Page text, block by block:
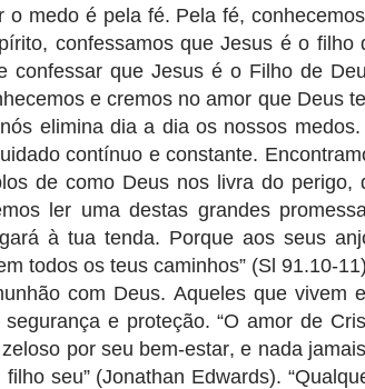
medo é pela fé. Pela fé,
confessamos que Jesus é o filho
confessar que Jesus é o Filho de
e cremos no amor que Deus
elimina dia a dia os nossos medos.
contínuo e constante.
de como Deus nos livra do perigo,
ler uma destas grandes
à tua tenda. Porque aos seus
todos os teus caminhos” (Sl 91.10-
com Deus. Aqueles que vivem
e proteção. “O amor de
por seu bem-estar, e nada
seu” (Jonathan Edwards).